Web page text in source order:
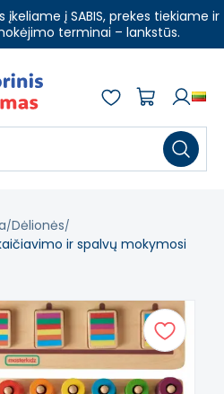
į SABIS, prekes tiekiame ir
terminai – lankstūs.
Dėlionės
ir spalvų mokymosi